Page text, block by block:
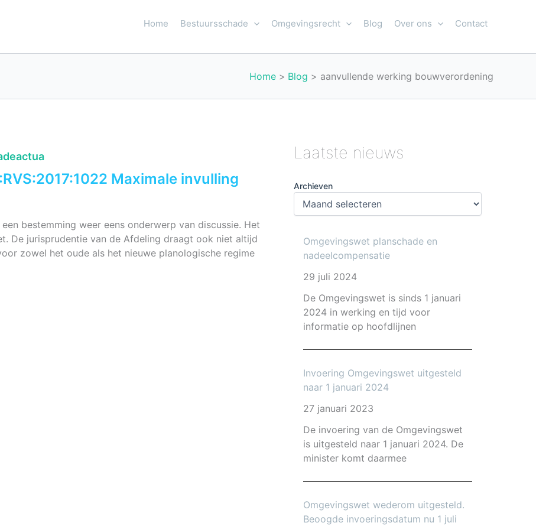
Home Bestuursschade Omgevingsrecht Blog Over ons Contact
Home Blog aanvullende werking bouwverordening
Maximale invulling
bestemming weer eens onderwerp van discussie. Het
De jurisprudentie van de Afdeling draagt ook niet altijd
zowel het oude als het nieuwe planologische regime
Laatste nieuws
Archieven
Omgevingswet planschade en
nadeelcompensatie
29 juli 2024
De Omgevingswet is sinds 1 januari
2024 in werking en tijd voor
informatie op hoofdlijnen
Invoering Omgevingswet uitgesteld
naar 1 januari 2024
27 januari 2023
De invoering van de Omgevingswet
is uitgesteld naar 1 januari 2024. De
minister komt daarmee
Omgevingswet wederom uitgesteld.
Beoogde invoeringsdatum nu 1 juli